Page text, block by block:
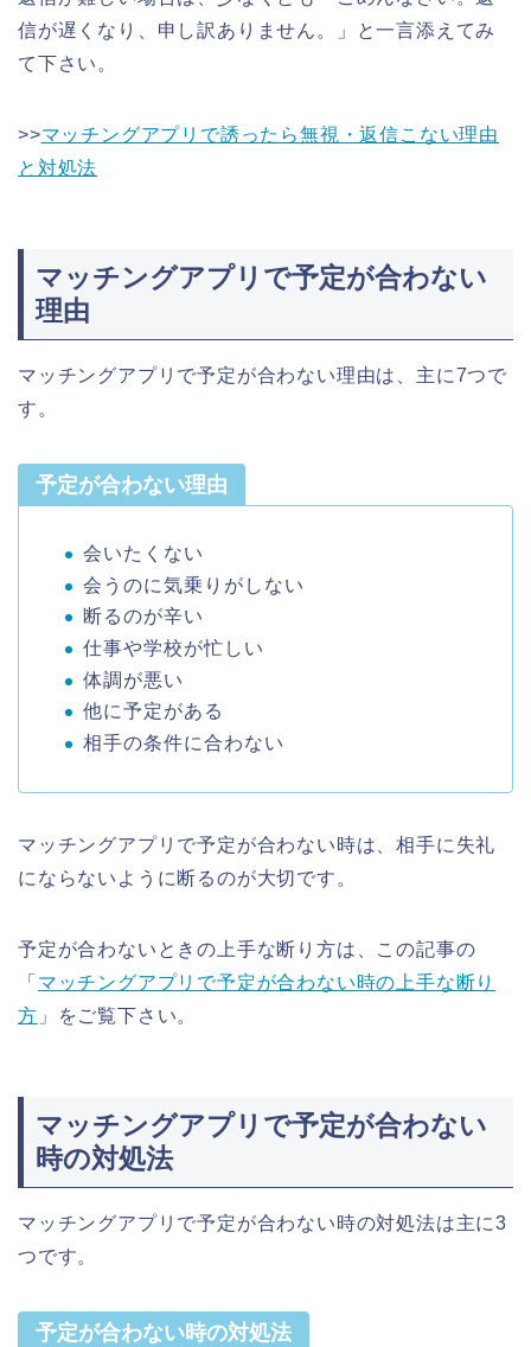
信が遅くなり、申し訳ありません。」と一言添えてみ
て下さい。
>>マッチングアプリで誘ったら無視・返信こない理由
と対処法
マッチングアプリで予定が合わない
理由
マッチングアプリで予定が合わない理由は、主に7つで
す。
予定が合わない理由
会いたくない
会うのに気乗りがしない
断るのが辛い
仕事や学校が忙しい
体調が悪い
他に予定がある
相手の条件に合わない
マッチングアプリで予定が合わない時は、相手に失礼
にならないように断るのが大切です。
予定が合わないときの上手な断り方は、この記事の
「 マッチングアプリで予定が合わない時の上手な断り
方 」をご覧下さい。
マッチングアプリで予定が合わない
時の対処法
マッチングアプリで予定が合わない時の対処法は主に3
つです。
予定が合わない時の対処法